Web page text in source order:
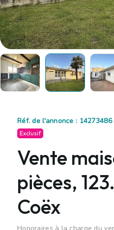
Réf. de l'annonce :
Exclusif
Vente
pièces,
Coëx